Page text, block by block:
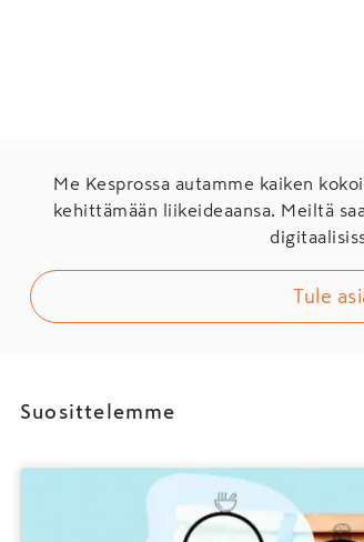
Me Kesprossa autamme kaiken
kehittämään liikeideaansa. Meiltä
Tule
Suosittelemme